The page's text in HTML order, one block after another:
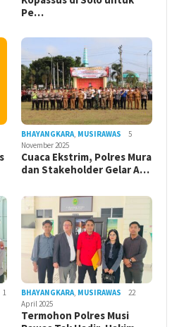
Pe…
BHAYANGKARA MUSIRAWAS
5
November 2025
Cuaca Ekstrim, Polres Mura
dan Stakeholder Gelar A…
1
BHAYANGKARA MUSIRAWAS
22
April 2025
Termohon Polres Musi